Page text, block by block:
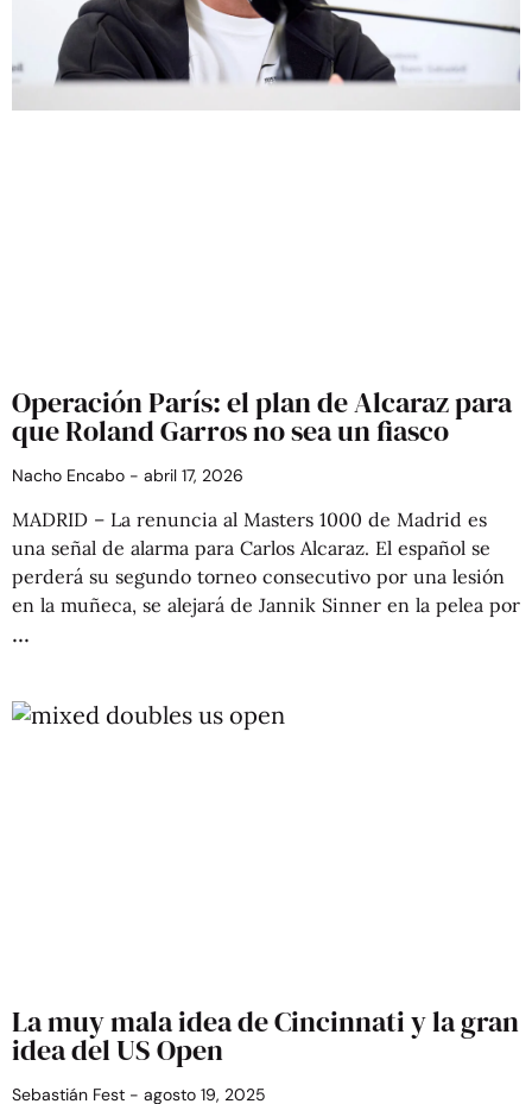
Operación París: el plan de Alcaraz para
que Roland Garros no sea un fiasco
Nacho Encabo abril 17, 2026
MADRID – La renuncia al Masters 1000 de Madrid es
una señal de alarma para Carlos Alcaraz. El español se
perderá su segundo torneo consecutivo por una lesión
en la muñeca, se alejará de Jannik Sinner en la pelea por
La muy mala idea de Cincinnati y la gran
idea del US Open
Sebastián Fest agosto 19, 2025